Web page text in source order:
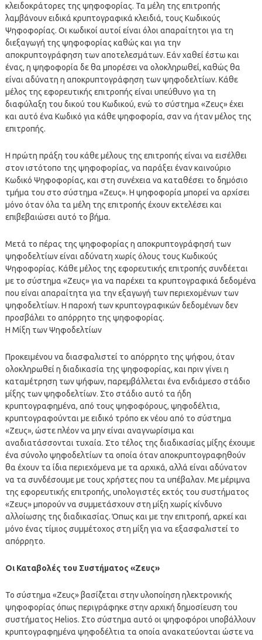
κλειδοκράτορες της ψηφοφορίας. Τα μέλη της επιτροπής
λαμβάνουν ειδικά κρυπτογραφικά κλειδιά, τους Κωδικούς
Ψηφοφορίας. Οι κωδικοί αυτοί είναι όλοι απαραίτητοι για τη
διεξαγωγή της ψηφοφορίας καθώς και για την
αποκρυπτογράφηση των αποτελεσμάτων. Εάν χαθεί έστω και
ένας, η ψηφοφορία δε θα μπορέσει να ολοκληρωθεί, καθώς θα
είναι αδύνατη η αποκρυπτογράφηση των ψηφοδελτίων. Κάθε
μέλος της εφορευτικής επιτροπής είναι υπεύθυνο για τη
διαφύλαξη του δικού του Κωδικού, ενώ το σύστημα «Ζευς» έχει
και αυτό ένα Κωδικό για κάθε ψηφοφορία, σαν να ήταν μέλος της
επιτροπής.
Η πρώτη πράξη του κάθε μέλους της επιτροπής είναι να εισέλθει
στον ιστότοπο της ψηφοφορίας, να παράξει έναν καινούριο
Κωδικό Ψηφοφορίας, και στη συνέχεια να καταθέσει το δημόσιο
τμήμα του στο σύστημα «Ζευς». Η ψηφοφορία μπορεί να αρχίσει
μόνο όταν όλα τα μέλη της επιτροπής έχουν εκτελέσει και
επιβεβαιώσει αυτό το βήμα.
Μετά το πέρας της ψηφοφορίας η αποκρυπτογράφησή των
ψηφοδελτίων είναι αδύνατη χωρίς όλους τους Κωδικούς
Ψηφοφορίας. Κάθε μέλος της εφορευτικής επιτροπής συνδέεται
με το σύστημα «Ζευς» για να παρέχει τα κρυπτογραφικά δεδομένα
που είναι απαραίτητα για την εξαγωγή των περιεχομένων των
ψηφοδελτίων. Η παροχή των κρυπτογραφικών δεδομένων δεν
προσβάλει το απόρρητο της ψηφοφορίας.
Η Μίξη των Ψηφοδελτίων
Προκειμένου να διασφαλιστεί το απόρρητο της ψήφου, όταν
ολοκληρωθεί η διαδικασία της ψηφοφορίας, και πριν γίνει η
καταμέτρηση των ψήφων, παρεμβάλλεται ένα ενδιάμεσο στάδιο
μίξης των ψηφοδελτίων. Στο στάδιο αυτό τα ήδη
κρυπτογραφημένα, από τους ψηφοφόρους, ψηφοδέλτια,
κρυπτογραφούνται με ειδικό τρόπο εκ νέου από το σύστημα
«Ζευς», ώστε πλέον να μην είναι αναγνωρίσιμα και
αναδιατάσσονται τυχαία. Στο τέλος της διαδικασίας μίξης έχουμε
ένα σύνολο ψηφοδελτίων τα οποία όταν αποκρυπτογραφηθούν
θα έχουν τα ίδια περιεχόμενα με τα αρχικά, αλλά είναι αδύνατον
να τα συνδέσουμε με τους χρήστες που τα υπέβαλαν. Με μέριμνα
της εφορευτικής επιτροπής, υπολογιστές εκτός του συστήματος
«Ζευς» μπορούν να συμμετάσχουν στη μίξη χωρίς κίνδυνο
αλλοίωσης της διαδικασίας. Όπως και με την επιτροπή, αρκεί και
μόνο ένας τίμιος συμμέτοχος στη μίξη για να εξασφαλιστεί το
απόρρητο.
Οι Καταβολές του Συστήματος «Ζευς»
Το σύστημα «Ζευς» βασίζεται στην υλοποίηση ηλεκτρονικής
ψηφοφορίας όπως περιγράφηκε στην αρχική δημοσίευση του
συστήματος Helios. Στο σύστημα αυτό οι ψηφοφόροι υποβάλλουν
κρυπτογραφημένα ψηφοδέλτια τα οποία ανακατεύονται ώστε να